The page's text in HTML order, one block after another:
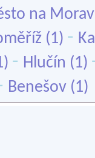
na
(1) -
- Hlučín (1)
Benešov (1)